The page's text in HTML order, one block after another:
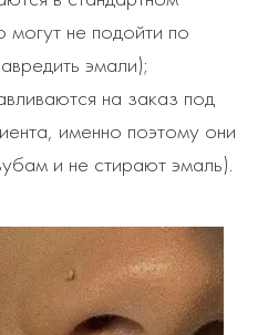
могут не подойти по
эмали);
на заказ под
именно поэтому они
и не стирают эмаль).